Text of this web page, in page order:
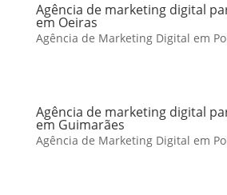
Agência de marketing digital
em Oeiras
Agência de Marketing Digital em
Agência de marketing digital
em Guimarães
Agência de Marketing Digital em